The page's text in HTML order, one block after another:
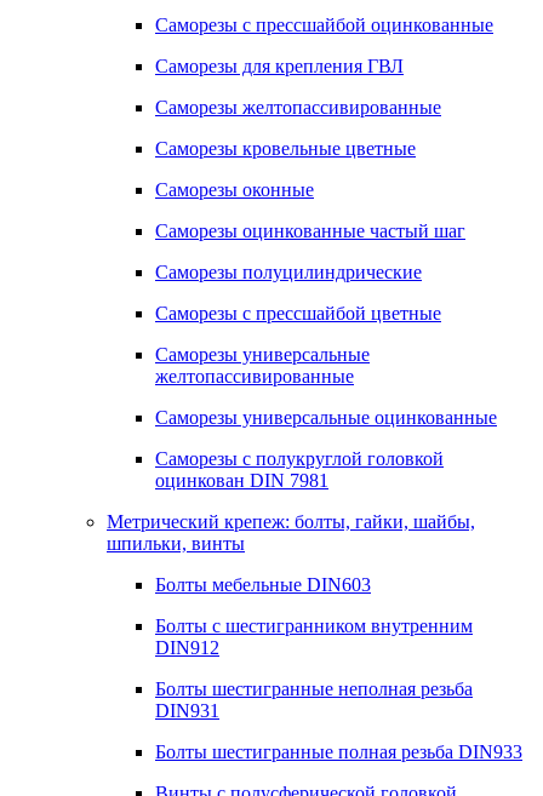
Саморезы с прессшайбой оцинкованные
Саморезы для крепления ГВЛ
Саморезы желтопассивированные
Саморезы кровельные цветные
Саморезы оконные
Саморезы оцинкованные частый шаг
Саморезы полуцилиндрические
Саморезы с прессшайбой цветные
Саморезы универсальные
желтопассивированные
Саморезы универсальные оцинкованные
Саморезы с полукруглой головкой
оцинкован DIN 7981
Метрический крепеж: болты, гайки, шайбы,
шпильки, винты
Болты мебельные DIN603
Болты с шестигранником внутренним
DIN912
Болты шестигранные неполная резьба
DIN931
Болты шестигранные полная резьба DIN933